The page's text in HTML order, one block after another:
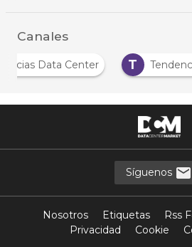
Canales
Noticias Data Center T
Síguenos
Nosotros Etiquetas Rss
Privacidad
Cookie